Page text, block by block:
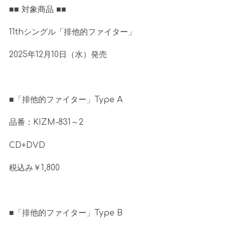
■■ 対象商品 ■■
11thシングル「排他的ファイター」
2025年12月 10 日（水）発売
■「排他的ファイター」 Type A
品番： KIZM-831 ～2
CD+DVD
税込み￥1,800
■「排他的ファイター」 Type B